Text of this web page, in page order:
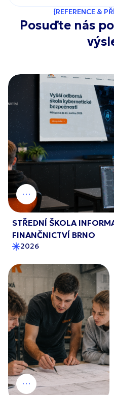
REFERENCE &
Posuďte nás
STŘEDNÍ ŠKOLA
FINANČNICTVÍ BRNO
2026